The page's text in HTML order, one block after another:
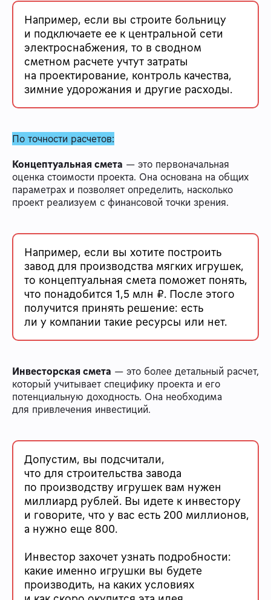
Например, если вы строите больницу
и подключаете ее к центральной сети
электроснабжения, то в сводном
сметном расчете учтут затраты
на проектирование, контроль качества,
зимние удорожания и другие расходы.
По точности расчетов:
Концептуальная смета — это первоначальная
оценка стоимости проекта. Она основана на общих
параметрах и позволяет определить, насколько
проект реализуем с финансовой точки зрения.
Например, если вы хотите построить
завод для производства мягких игрушек,
то концептуальная смета поможет понять,
что понадобится 1,5 млн ₽. После этого
получится принять решение: есть
ли у компании такие ресурсы или нет.
Инвесторская смета — это более детальный расчет,
который учитывает специфику проекта и его
потенциальную доходность. Она необходима
для привлечения инвестиций.
Допустим, вы подсчитали,
что для строительства завода
по производству игрушек вам нужен
миллиард рублей. Вы идете к инвестору
и говорите, что у вас есть 200 миллионов,
а нужно еще 800.
Инвестор захочет узнать подробности:
какие именно игрушки вы будете
производить, на каких условиях